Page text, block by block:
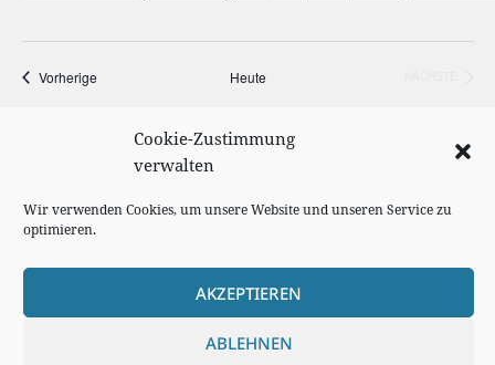
Cookie-Zustimmung
verwalten
Wir verwenden Cookies, um unsere Website und unseren Service zu
optimieren.
AKZEPTIEREN
ABLEHNEN
VorherigeVeranstaltungen Heute
KALENDER ABONNIEREN